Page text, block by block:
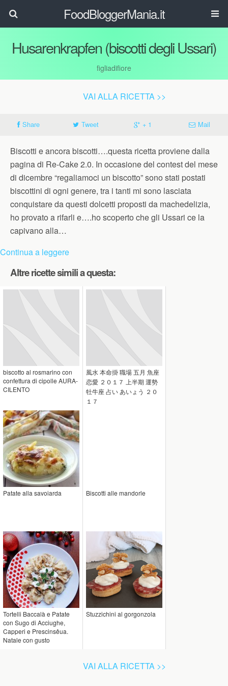
FoodBloggerMania.it
Husarenkrapfen (biscotti degli Ussari)
figliadifiore
VAI ALLA RICETTA >>
Share Tweet + 1 Mail
Biscotti e ancora biscotti….questa ricetta proviene dalla
pagina di Re-Cake 2.0. In occasione del contest del mese
di dicembre “regaliamoci un biscotto” sono stati postati
biscottini di ogni genere, tra i tanti mi sono lasciata
conquistare da questi dolcetti proposti da machedelizia,
ho provato a rifarli e….ho scoperto che gli Ussari ce la
capivano alla…
Continua a leggere
Altre ricette simili a questa:
biscotto al rosmarino con
confettura di cipolle AURA-
CILENTO
風水 本命掛 職場 五月 魚座
恋愛 ２０１７ 上半期 運勢
牡牛座 占い あいょう ２０
１７
Patate alla savoiarda Biscotti alle mandorle
Tortelli Baccalà e Patate
con Sugo di Acciughe,
Capperi e Prescinsêua.
Natale con gusto
Stuzzichini al gorgonzola
VAI ALLA RICETTA >>